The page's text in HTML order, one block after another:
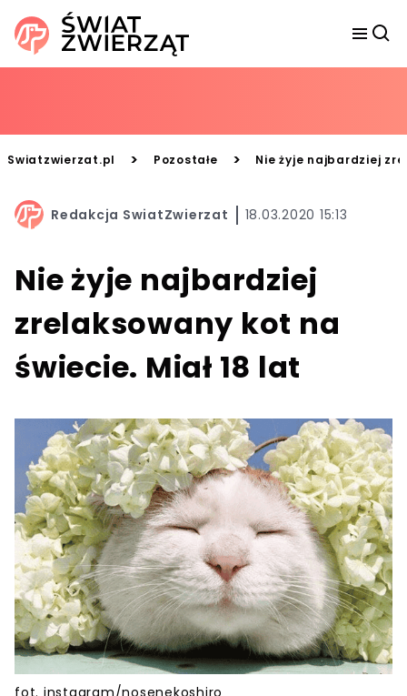
Swiatzwierzat.pl > Pozostałe > Nie żyje najbardziej
Redakcja SwiatZwierzat 18.03.2020 15:13
Nie żyje najbardziej
zrelaksowany kot na
świecie. Miał 18 lat